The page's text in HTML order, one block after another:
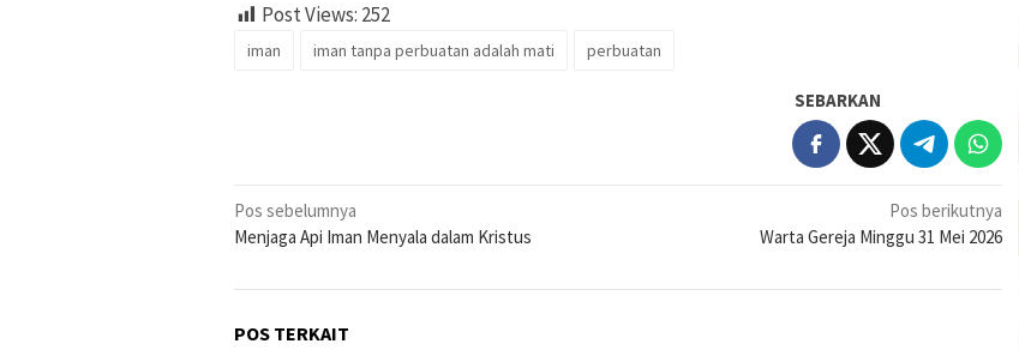
Post Views: 252
iman iman tanpa perbuatan adalah mati perbuatan
SEBARKAN
Navigasi
pos
Pos sebelumnya
Menjaga Api Iman Menyala dalam Kristus
Pos berikutnya
Warta Gereja Minggu 31 Mei 2026
POS TERKAIT